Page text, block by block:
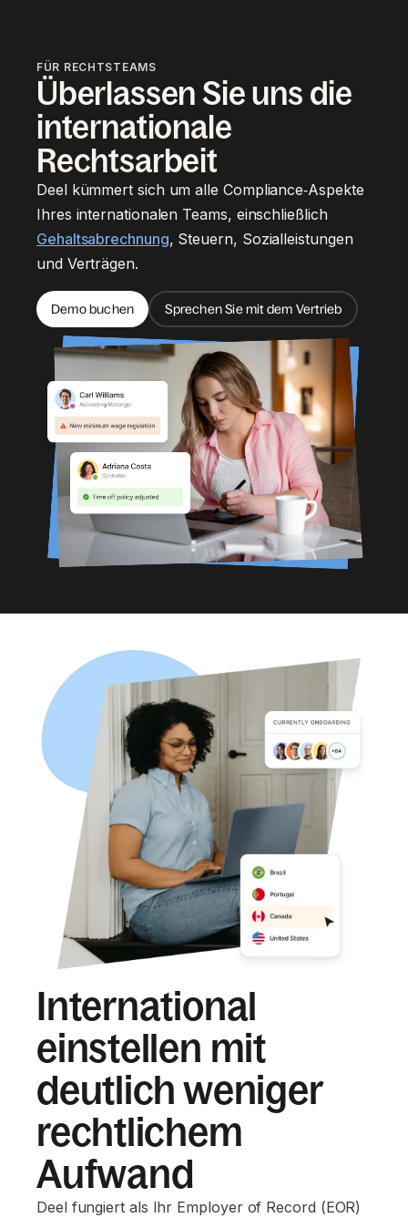
FÜR RECHTSTEAMS
Überlassen Sie uns die
internationale
Rechtsarbeit
Deel kümmert sich um alle Compliance‑Aspekte
Ihres internationalen Teams, einschließlich
Gehaltsabrechnung, Steuern, Sozialleistungen
und Verträgen.
Demo buchen Sprechen Sie mit dem Vertrieb
International
einstellen mit
deutlich weniger
rechtlichem
Aufwand
Deel fungiert als Ihr Employer of Record (EOR)